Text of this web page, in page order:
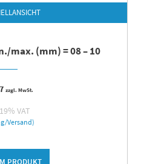
max. (mm) = 08 – 10
zzgl. MwSt.
VAT
Versand)
PRODUKT